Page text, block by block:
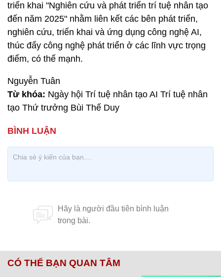
triển khai "Nghiên cứu và phát triển trí tuệ nhân tạo
đến năm 2025" nhằm liên kết các bên phát triển,
nghiên cứu, triển khai và ứng dụng công nghệ AI,
thúc đẩy công nghệ phát triển ở các lĩnh vực trọng
điểm, có thế mạnh.
Nguyễn Tuân
Từ khóa: Ngày hội Trí tuệ nhân tạo AI Trí tuệ nhân
tạo Thứ trưởng Bùi Thế Duy
CÓ THỂ BẠN QUAN TÂM